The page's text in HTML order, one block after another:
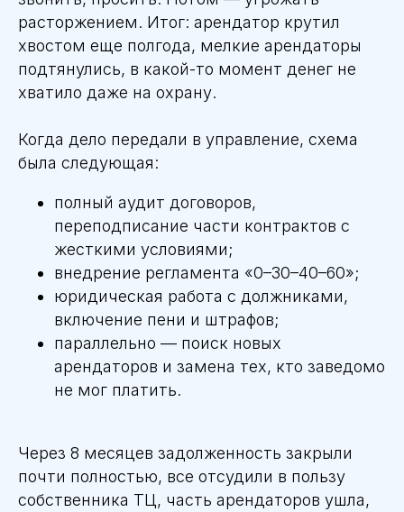
расторжением. Итог: арендатор крутил
хвостом еще полгода, мелкие арендаторы
подтянулись, в какой-то момент денег не
хватило даже на охрану.
Когда дело передали в управление, схема
была следующая:
полный аудит договоров,
переподписание части контрактов с
жесткими условиями;
внедрение регламента «0–30–40–60»;
юридическая работа с должниками,
включение пени и штрафов;
параллельно — поиск новых
арендаторов и замена тех, кто заведомо
не мог платить.
Через 8 месяцев задолженность закрыли
почти полностью, все отсудили в пользу
собственника ТЦ, часть арендаторов ушла,